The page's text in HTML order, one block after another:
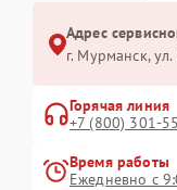
Адрес
г. Мурманск,
Горячая линия
+7 (800) 301-
Время работы
Ежедневно с